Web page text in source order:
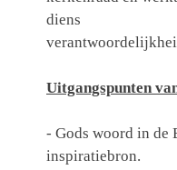
diens
Uitgangspunten
- Gods woord in de
inspiratiebron.